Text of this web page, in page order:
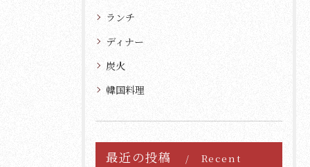
ランチ
ディナー
炭火
韓国料理
最近の投稿
Recent